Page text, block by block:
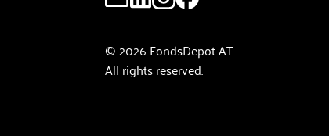
© 2026 FondsDepot AT
All rights reserved.